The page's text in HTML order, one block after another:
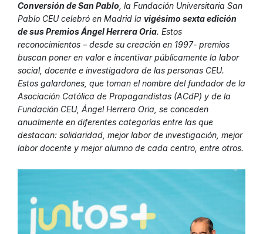
Conversión de San Pablo , la Fundación Universitaria San
Pablo CEU celebró en Madrid la vigésimo sexta edición
de sus Premios Ángel Herrera Oria. Estos
reconocimientos – desde su creación en 1997- premios
buscan poner en valor e incentivar públicamente la labor
social, docente e investigadora de las personas CEU.
Estos galardones, que toman el nombre del fundador de la
Asociación Católica de Propagandistas (ACdP) y de la
Fundación CEU, Ángel Herrera Oria, se conceden
anualmente en diferentes categorías entre las que
destacan: solidaridad, mejor labor de investigación, mejor
labor docente y mejor alumno de cada centro, entre otros.